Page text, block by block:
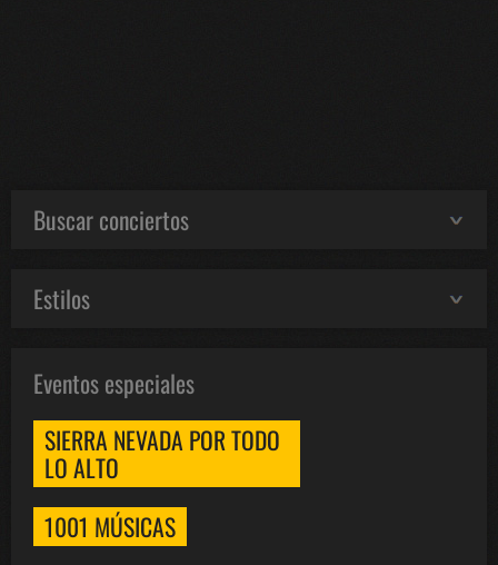
Buscar conciertos
Estilos
Eventos especiales
SIERRA NEVADA POR TODO
LO ALTO
1001 MÚSICAS